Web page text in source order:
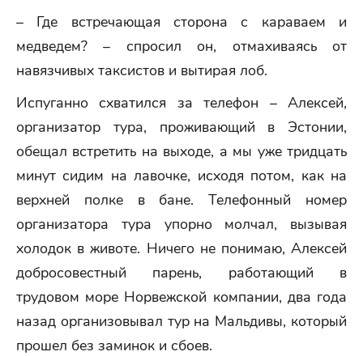
– Где встречающая сторона с караваем и
медведем? – спросил он, отмахиваясь от
навязчивых таксистов и вытирая лоб.
Испуганно схватился за телефон – Алексей,
организатор тура, проживающий в Эстонии,
обещал встретить на выходе, а мы уже тридцать
минут сидим на лавочке, исходя потом, как на
верхней полке в бане. Телефонный номер
организатора тура упорно молчал, вызывая
холодок в животе. Ничего не понимаю, Алексей
добросовестный парень, работающий в
трудовом море Норвежской компании, два года
назад организовывал тур на Мальдивы, который
прошел без заминок и сбоев.